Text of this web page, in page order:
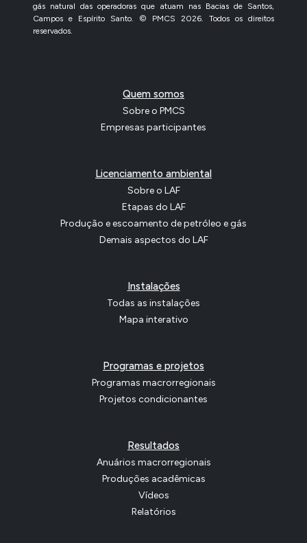
gás natural das operadoras que atuam nas Bacias de Santos,
Campos e Espírito Santo. © PMCS 2026. Todos os direitos
reservados.
Quem somos
Sobre o PMCS
Empresas participantes
Licenciamento ambiental
Sobre o LAF
Etapas do LAF
Produção e escoamento de petróleo e gás
Demais aspectos do LAF
Instalações
Todas as instalações
Mapa interativo
Programas e projetos
Programas macrorregionais
Projetos condicionantes
Resultados
Anuários macrorregionais
Produções acadêmicas
Vídeos
Relatórios